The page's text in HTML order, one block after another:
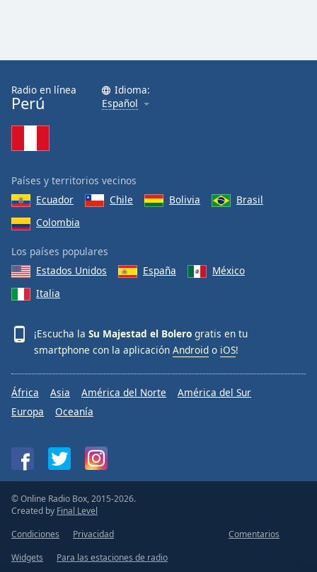
Radio en línea
Perú
Idioma:
Español
Países y territorios vecinos
Ecuador
Chile Bolivia
Brasil
Colombia
Los países populares
Estados Unidos
España
México
Italia
¡Escucha la Su Majestad el Bolero gratis en tu
smartphone con la aplicación Android o iOS!
África Asia América del Norte
América del Sur
Europa
Oceanía
© Online Radio Box, 2015-2026.
Created by Final Level
Condiciones
Privacidad
Comentarios
Widgets
Para las estaciones de radio